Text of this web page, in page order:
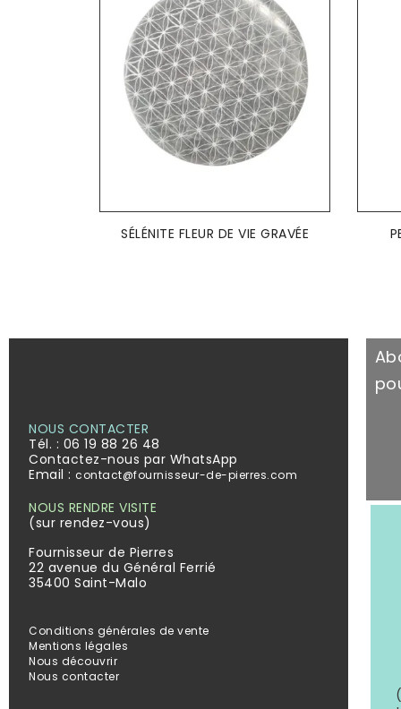
SÉLÉNITE FLEUR DE VIE GRAVÉE
NOUS CONTACTER
Tél. : 06 19 88 26 48
Contactez-nous par WhatsApp
Email : contact@fournisseur-de-pierres.com
NOUS RENDRE VISITE
(sur rendez-vous)
Fournisseur de Pierres
22 avenue du Général Ferrié
35400 Saint-Malo
Conditions générales de vente
Mentions légales
Nous découvrir
Nous contacter